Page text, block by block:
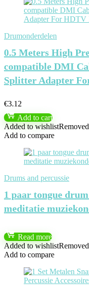
Drumonderdelen
0.5 Meters High
compatible DMI
Splitter Adapter
€3.12
Add to cart
Added to wishlist
Add to compare
Drums and percussie
1 paar tongue
meditatie
Read more
Added to wishlist
Add to compare